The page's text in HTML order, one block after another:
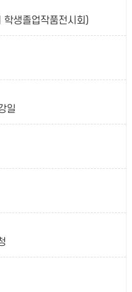
생졸업작품전시회)
일